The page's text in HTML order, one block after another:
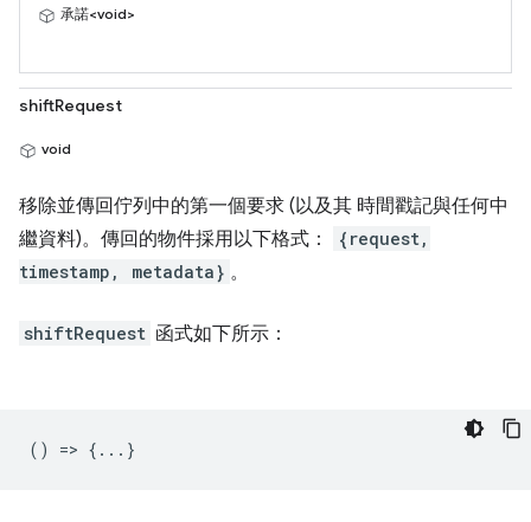
承諾<void>
shiftRequest
void
移除並傳回佇列中的第一個要求 (以及其 時間戳記與任何中
繼資料)。傳回的物件採用以下格式：
{request,
timestamp, metadata} 。
shiftRequest 函式如下所示：
() => {...}